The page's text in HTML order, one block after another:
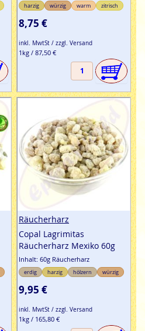
harzig würzig warm zitrisch
8,75 €
inkl. MwtSt / zzgl. Versand
1kg / 87,50 €
Räucherharz
Copal Lagrimitas
Räucherharz Mexiko 60g
Inhalt: 60g Räucherharz
erdig harzig hölzern würzig
9,95 €
inkl. MwtSt / zzgl. Versand
1kg / 165,80 €